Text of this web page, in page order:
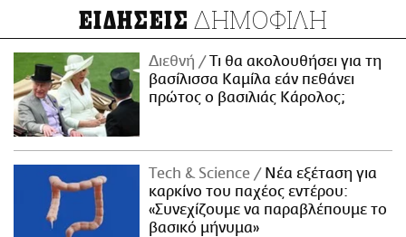
ΕΙΔΗΣΕΙΣ ΔΗΜΟΦΙΛΗ
Διεθνή
Τι θα ακολουθήσει για τη
βασίλισσα Καμίλα εάν πεθάνει
πρώτος ο βασιλιάς Κάρολος;
Τech & Science
Νέα εξέταση για
καρκίνο του παχέος εντέρου:
«Συνεχίζουμε να παραβλέπουμε το
βασικό μήνυμα»